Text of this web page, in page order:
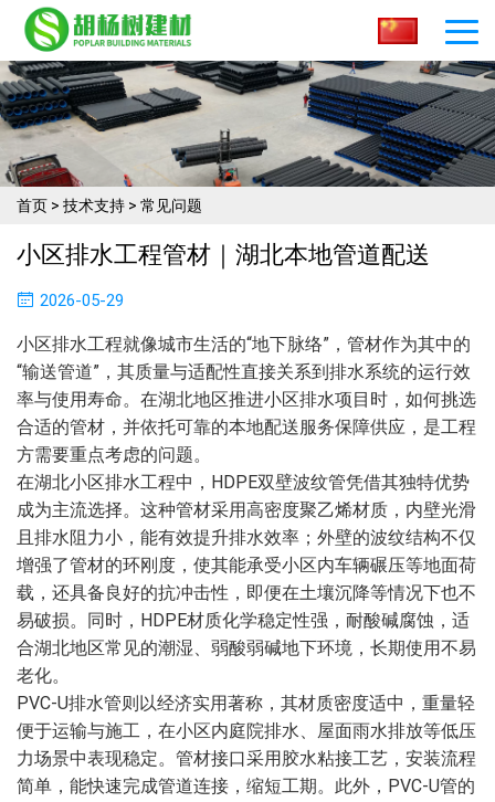
首页 > 技术支持 > 常见问题
小区排水工程管材｜湖北本地管道配送
2026-05-29
小区排水工程就像城市生活的“地下脉络”，管材作为其中的
“输送管道”，其质量与适配性直接关系到排水系统的运行效
率与使用寿命。在湖北地区推进小区排水项目时，如何挑选
合适的管材，并依托可靠的本地配送服务保障供应，是工程
方需要重点考虑的问题。
在湖北小区排水工程中，HDPE双壁波纹管凭借其独特优势
成为主流选择。这种管材采用高密度聚乙烯材质，内壁光滑
且排水阻力小，能有效提升排水效率；外壁的波纹结构不仅
增强了管材的环刚度，使其能承受小区内车辆碾压等地面荷
载，还具备良好的抗冲击性，即便在土壤沉降等情况下也不
易破损。同时，HDPE材质化学稳定性强，耐酸碱腐蚀，适
合湖北地区常见的潮湿、弱酸弱碱地下环境，长期使用不易
老化。
PVC-U排水管则以经济实用著称，其材质密度适中，重量轻
便于运输与施工，在小区内庭院排水、屋面雨水排放等低压
力场景中表现稳定。管材接口采用胶水粘接工艺，安装流程
简单，能快速完成管道连接，缩短工期。此外，PVC-U管的